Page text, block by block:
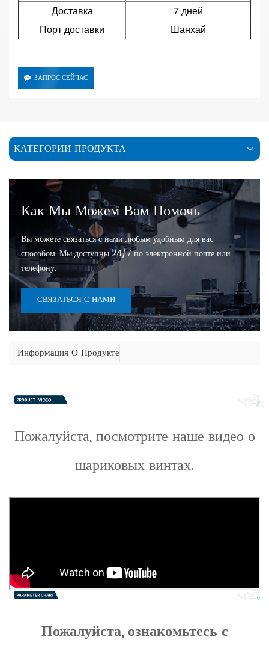
Доставка
7 дней
Порт доставки
Шанхай
ЗАПРОС СЕЙЧАС
КАТЕГОРИИ ПРОДУКТА
Как Мы Можем Вам Помочь
Вы можете связаться с нами любым удобным для вас
способом. Мы доступны 24/7 по электронной почте или
телефону.
СВЯЗАТЬСЯ С НАМИ
Информация О Продукте
Пожалуйста, посмотрите наше видео о
шариковых винтах.
Пожалуйста, ознакомьтесь с